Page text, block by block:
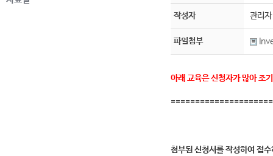
작성자 관리자
파일첨부
아래 교육은 신청자가 많아 조
첨부된 신청서를 작성하여 접